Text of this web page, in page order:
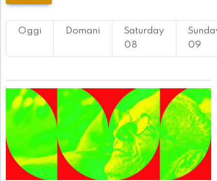
Oggi Domani
Saturday
08
09